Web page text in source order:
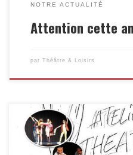
NOTRE ACTUALITÉ
Attention cette
par Théâtre & Loisirs
Inscriptions il reste des places (